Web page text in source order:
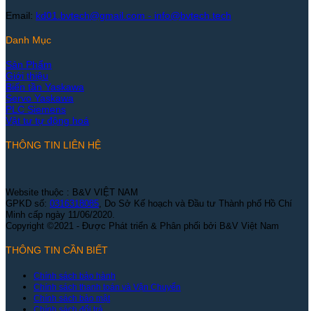
Email: kd01.bvtech@gmail.com - info@bvtech.tech
Danh Mục
Sản Phẩm
Giới thiệu
Biến tần Yaskawa
Servo Yaskawa
PLC Siemens
Vật tư tự động hoá
THÔNG TIN LIÊN HỆ
Website thuộc : B&V VIỆT NAM
GPKD số: 0316318085, Do Sở Kế hoạch và Đầu tư Thành phố Hồ Chí
Minh cấp ngày 11/06/2020.
Copyright ©2021 - Được Phát triển & Phân phối bởi B&V Việt Nam
THÔNG TIN CẦN BIẾT
Chính sách bảo hành
Chính sách thanh toán và Vận Chuyển
Chính sách bảo mật